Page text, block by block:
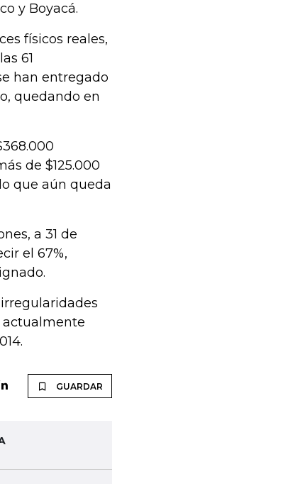
y Boyacá.
físicos reales,
61
han entregado
quedando en
de $125.000
que aún queda
a 31 de
el 67%,
actualmente
GUARDAR